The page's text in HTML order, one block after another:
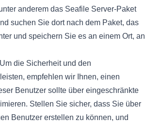
anderem das Seafile Server-Paket
suchen Sie dort nach dem Paket, das
und speichern Sie es an einem Ort, an
Um die Sicherheit und den
empfehlen wir Ihnen, einen
Benutzer sollte über eingeschränkte
Stellen Sie sicher, dass Sie über
Benutzer erstellen zu können, und